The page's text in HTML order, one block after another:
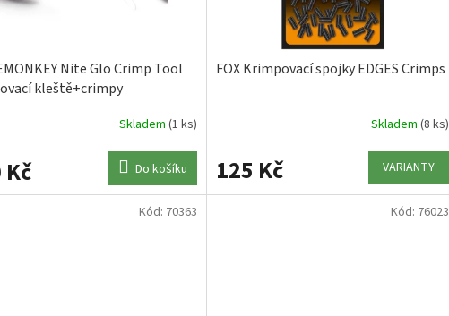
Nite Glo Crimp Tool
kleště+crimpy
Skladem (1 ks)
Kč Do košíku
FOX Krimpovací spojky EDGES Crimps
Skladem (8 ks)
125 Kč VARIANTY
Kód: 70363 Kód: 76023